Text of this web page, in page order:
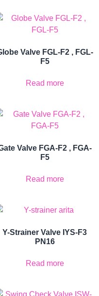
Valve FGL-F2 , FGL-
F5
Read more
Valve FGA-F2 , FGA-
F5
Read more
Y-Strainer Valve IYS-F3
PN16
Read more